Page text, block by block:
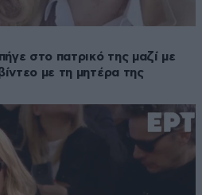
στο πατρικό της μαζί με
με τη μητέρα της